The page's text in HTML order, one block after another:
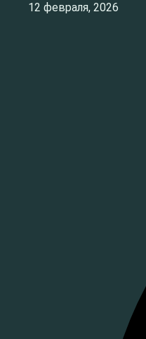
12 февраля, 2026